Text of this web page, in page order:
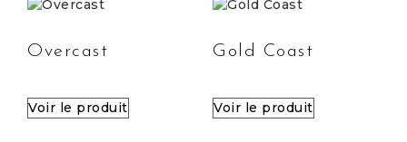
Overcast
Voir le produit
Gold Coast
Voir le produit